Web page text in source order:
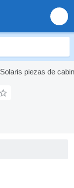
Solaris piezas de